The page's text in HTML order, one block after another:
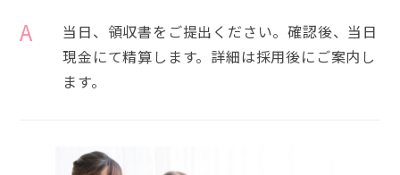
A
当日、領収書をご提出ください。確認後、当日
現金にて精算します。詳細は採用後にご案内し
ます。